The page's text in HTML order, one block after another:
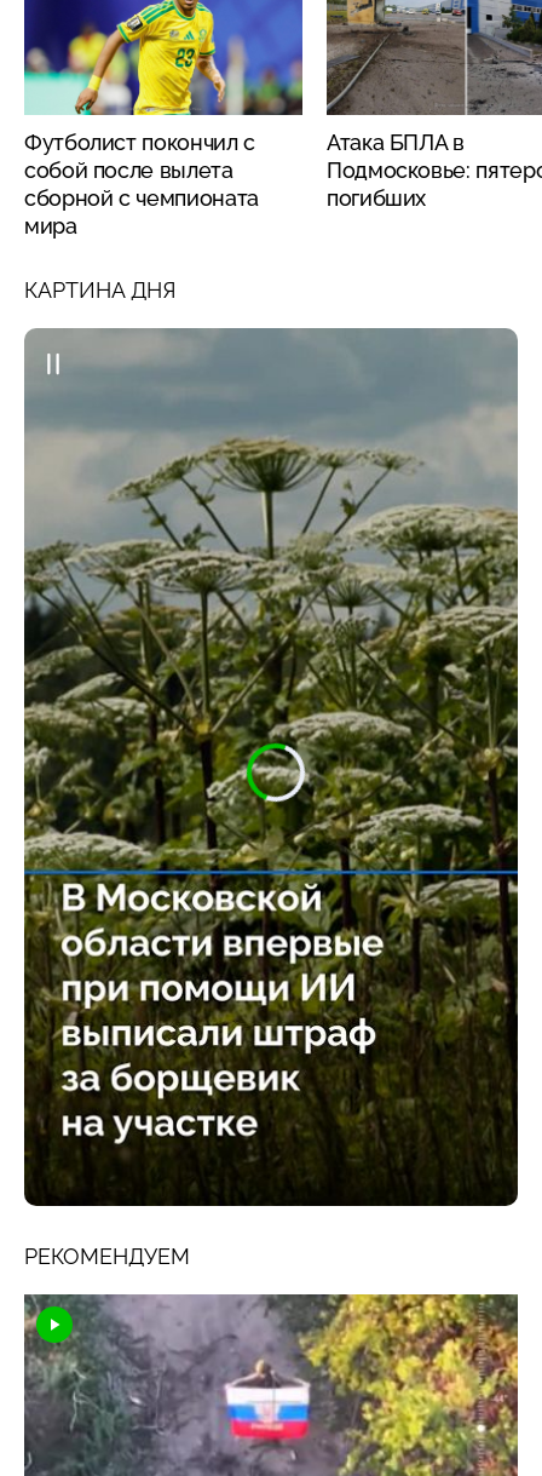
Футболист покончил с
собой после вылета
сборной с чемпионата
мира
Атака БПЛА в
Подмосковье:
погибших
КАРТИНА ДНЯ
РЕКОМЕНДУЕМ